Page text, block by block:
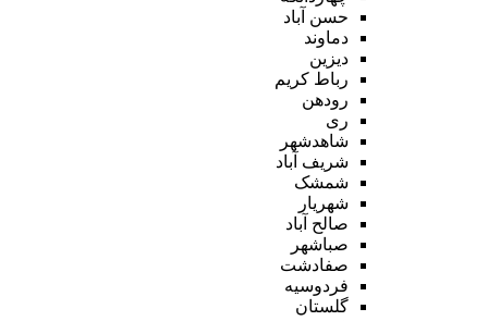
حسن آباد
دماوند
دیزین
رباط کریم
رودهن
ری
شاهدشهر
شریف آباد
شمشک
شهریار
صالح آباد
صباشهر
صفادشت
فردوسیه
گلستان